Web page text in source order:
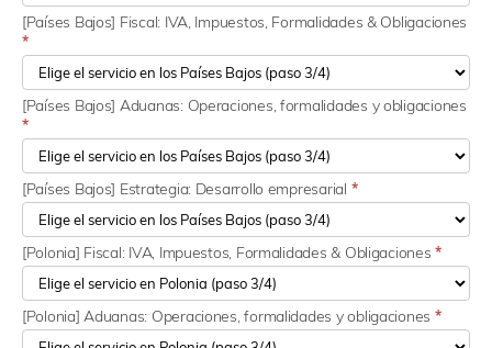
[Países Bajos] Fiscal: IVA, Impuestos, Formalidades & Obligaciones
*
[Países Bajos] Aduanas: Operaciones, formalidades y obligaciones
*
[Países Bajos] Estrategia: Desarrollo empresarial *
[Polonia] Fiscal: IVA, Impuestos, Formalidades & Obligaciones*
[Polonia] Aduanas: Operaciones, formalidades y obligaciones *